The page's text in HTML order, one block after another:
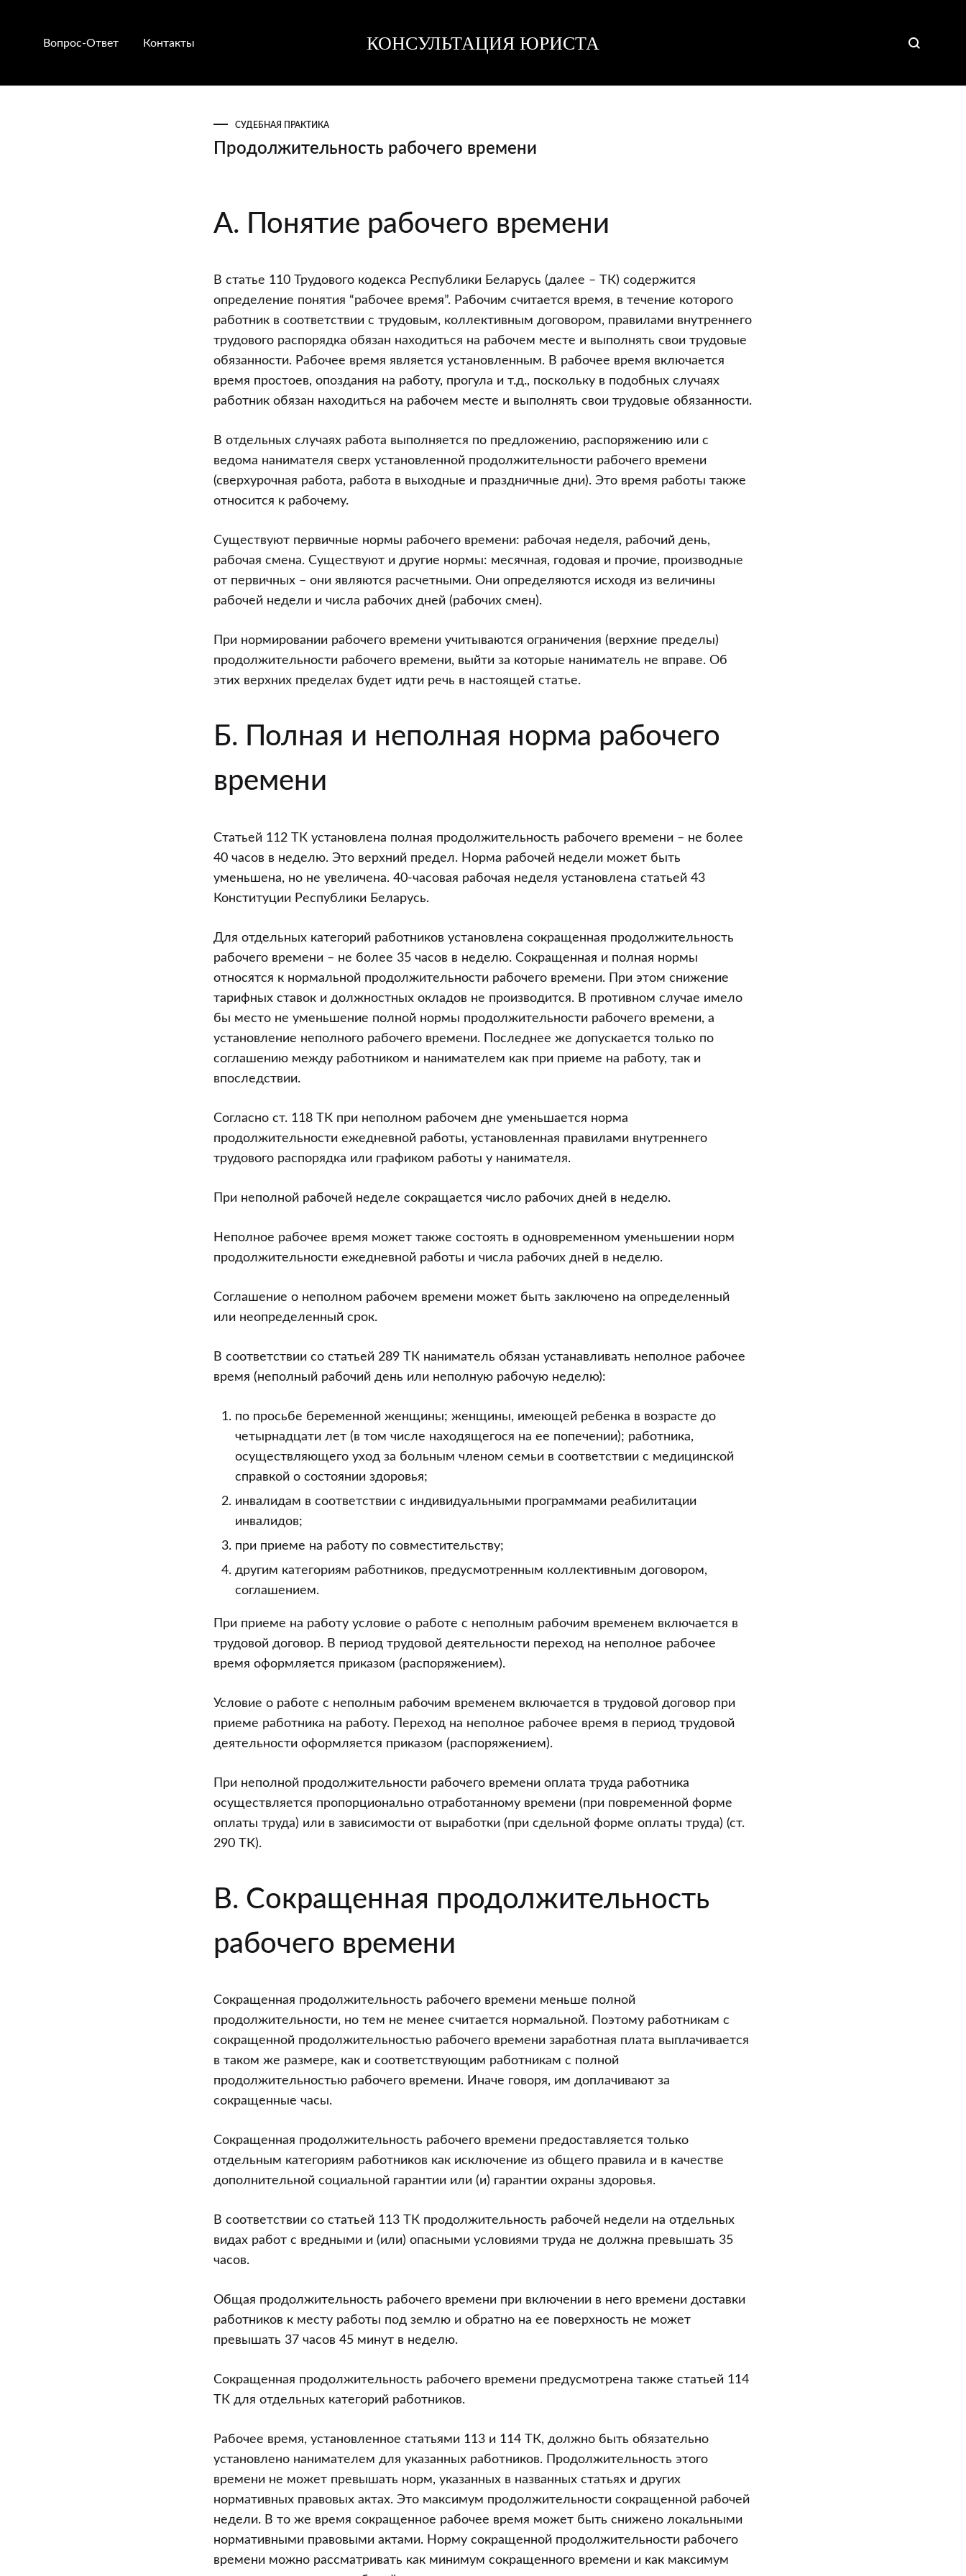
Вопрос-Ответ Контакты КОНСУЛЬТАЦИЯ ЮРИСТА
юриста
юриста
СУДЕБНАЯ ПРАКТИКА
Продолжительность рабочего времени
Продолжительность
рабочего
А. Понятие рабочего времени
В статье 110 Трудового кодекса Республики Беларусь (далее – ТК) содержится
определение понятия “рабочее время”. Рабочим считается время, в течение которого
работник в соответствии с трудовым, коллективным договором, правилами внутреннего
трудового распорядка обязан находиться на рабочем месте и выполнять свои трудовые
обязанности. Рабочее время является установленным. В рабочее время включается
время простоев, опоздания на работу, прогула и т.д., поскольку в подобных случаях
работник обязан находиться на рабочем месте и выполнять свои трудовые обязанности.
В отдельных случаях работа выполняется по предложению, распоряжению или с
ведома нанимателя сверх установленной продолжительности рабочего времени
(сверхурочная работа, работа в выходные и праздничные дни). Это время работы также
относится к рабочему.
Существуют первичные нормы рабочего времени: рабочая неделя, рабочий день,
рабочая смена. Существуют и другие нормы: месячная, годовая и прочие, производные
от первичных – они являются расчетными. Они определяются исходя из величины
рабочей недели и числа рабочих дней (рабочих смен).
При нормировании рабочего времени учитываются ограничения (верхние пределы)
продолжительности рабочего времени, выйти за которые наниматель не вправе. Об
этих верхних пределах будет идти речь в настоящей статье.
Б. Полная и неполная норма рабочего
времени
Статьей 112 ТК установлена полная продолжительность рабочего времени – не более
40 часов в неделю. Это верхний предел. Норма рабочей недели может быть
уменьшена, но не увеличена. 40-часовая рабочая неделя установлена статьей 43
Конституции Республики Беларусь.
Для отдельных категорий работников установлена сокращенная продолжительность
рабочего времени – не более 35 часов в неделю. Сокращенная и полная нормы
относятся к нормальной продолжительности рабочего времени. При этом снижение
тарифных ставок и должностных окладов не производится. В противном случае имело
бы место не уменьшение полной нормы продолжительности рабочего времени, а
установление неполного рабочего времени. Последнее же допускается только по
соглашению между работником и нанимателем как при приеме на работу, так и
впоследствии.
Согласно ст. 118 ТК при неполном рабочем дне уменьшается норма
продолжительности ежедневной работы, установленная правилами внутреннего
трудового распорядка или графиком работы у нанимателя.
При неполной рабочей неделе сокращается число рабочих дней в неделю.
Неполное рабочее время может также состоять в одновременном уменьшении норм
продолжительности ежедневной работы и числа рабочих дней в неделю.
Соглашение о неполном рабочем времени может быть заключено на определенный
или неопределенный срок.
В соответствии со статьей 289 ТК наниматель обязан устанавливать неполное рабочее
время (неполный рабочий день или неполную рабочую неделю):
по просьбе беременной женщины; женщины, имеющей ребенка в возрасте до
четырнадцати лет (в том числе находящегося на ее попечении); работника,
осуществляющего уход за больным членом семьи в соответствии с медицинской
справкой о состоянии здоровья;
инвалидам в соответствии с индивидуальными программами реабилитации
инвалидов;
при приеме на работу по совместительству;
другим категориям работников, предусмотренным коллективным договором,
соглашением.
При приеме на работу условие о работе с неполным рабочим временем включается в
трудовой договор. В период трудовой деятельности переход на неполное рабочее
время оформляется приказом (распоряжением).
Условие о работе с неполным рабочим временем включается в трудовой договор при
приеме работника на работу. Переход на неполное рабочее время в период трудовой
деятельности оформляется приказом (распоряжением).
При неполной продолжительности рабочего времени оплата труда работника
осуществляется пропорционально отработанному времени (при повременной форме
оплаты труда) или в зависимости от выработки (при сдельной форме оплаты труда) (ст.
290 ТК).
В. Сокращенная продолжительность
рабочего времени
Сокращенная продолжительность рабочего времени меньше полной
продолжительности, но тем не менее считается нормальной. Поэтому работникам с
сокращенной продолжительностью рабочего времени заработная плата выплачивается
в таком же размере, как и соответствующим работникам с полной
продолжительностью рабочего времени. Иначе говоря, им доплачивают за
сокращенные часы.
Сокращенная продолжительность рабочего времени предоставляется только
отдельным категориям работников как исключение из общего правила и в качестве
дополнительной социальной гарантии или (и) гарантии охраны здоровья.
В соответствии со статьей 113 ТК продолжительность рабочей недели на отдельных
видах работ с вредными и (или) опасными условиями труда не должна превышать 35
часов.
Общая продолжительность рабочего времени при включении в него времени доставки
работников к месту работы под землю и обратно на ее поверхность не может
превышать 37 часов 45 минут в неделю.
Сокращенная продолжительность рабочего времени предусмотрена также статьей 114
ТК для отдельных категорий работников.
Рабочее время, установленное статьями 113 и 114 ТК, должно быть обязательно
установлено нанимателем для указанных работников. Продолжительность этого
времени не может превышать норм, указанных в названных статьях и других
нормативных правовых актах. Это максимум продолжительности сокращенной рабочей
недели. В то же время сокращенное рабочее время может быть снижено локальными
нормативными правовыми актами. Норму сокращенной продолжительности рабочего
времени можно рассматривать как минимум сокращенного времени и как максимум